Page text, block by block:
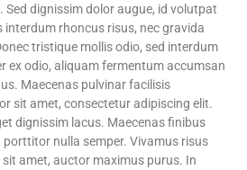
dignissim dolor augue, id volutpat
interdum rhoncus risus, nec gravida
tristique mollis odio, sed interdum
ex odio, aliquam fermentum accumsan
Maecenas pulvinar facilisis
sit amet, consectetur adipiscing elit.
dignissim lacus. Maecenas finibus
porttitor nulla semper. Vivamus risus
amet, auctor maximus purus. In